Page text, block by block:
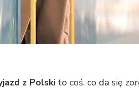
z Polski to coś, co da się